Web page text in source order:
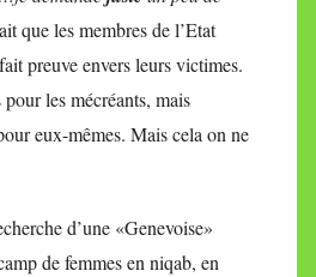
que les membres de l’Etat
preuve envers leurs victimes.
les mécréants, mais
eux-mêmes. Mais cela on ne
d’une «Genevoise»
de femmes en niqab, en